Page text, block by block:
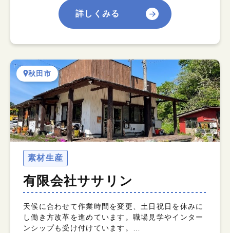
詳しくみる
秋田市
素材生産
有限会社ササリン
天候に合わせて作業時間を変更、土日祝日を休みに
し働き方改革を進めています。職場見学やインター
ンシップも受け付けています。…